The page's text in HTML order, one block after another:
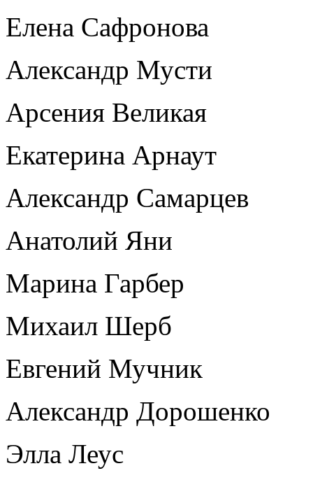
Елена Сафронова
Александр Мусти
Арсения Великая
Екатерина Арнаут
Александр Самарцев
Анатолий Яни
Марина Гарбер
Михаил Шерб
Евгений Мучник
Александр Дорошенко
Элла Леус